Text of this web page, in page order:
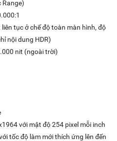
Range)
tục ở chế độ toàn màn hình, độ
nội dung HDR)
nit (ngoài trời)
với mật độ 254 pixel mỗi inch
tốc độ làm mới thích ứng lên đến